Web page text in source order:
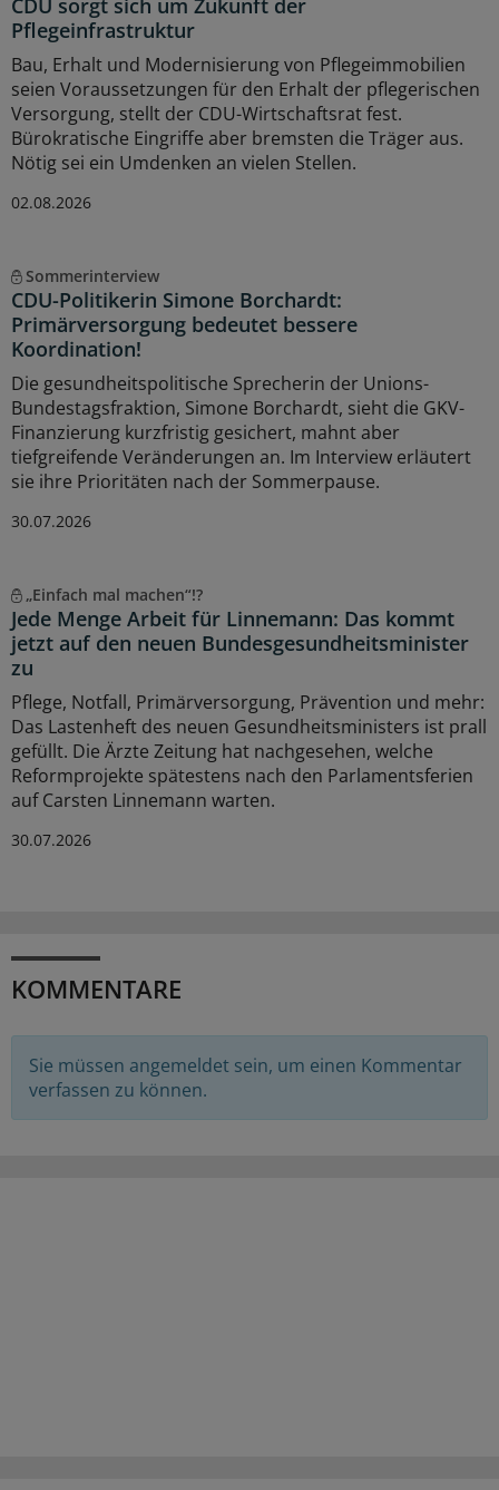
CDU sorgt sich um Zukunft der
Pflegeinfrastruktur
Bau, Erhalt und Modernisierung von Pflegeimmobilien
seien Voraussetzungen für den Erhalt der pflegerischen
Versorgung, stellt der CDU-Wirtschaftsrat fest.
Bürokratische Eingriffe aber bremsten die Träger aus.
Nötig sei ein Umdenken an vielen Stellen.
02.08.2026
Sommerinterview
CDU-Politikerin Simone Borchardt:
Primärversorgung bedeutet bessere
Koordination!
Die gesundheitspolitische Sprecherin der Unions-
Bundestagsfraktion, Simone Borchardt, sieht die GKV-
Finanzierung kurzfristig gesichert, mahnt aber
tiefgreifende Veränderungen an. Im Interview erläutert
sie ihre Prioritäten nach der Sommerpause.
30.07.2026
„Einfach mal machen“!?
Jede Menge Arbeit für Linnemann: Das kommt
jetzt auf den neuen Bundesgesundheitsminister
zu
Pflege, Notfall, Primärversorgung, Prävention und mehr:
Das Lastenheft des neuen Gesundheitsministers ist prall
gefüllt. Die Ärzte Zeitung hat nachgesehen, welche
Reformprojekte spätestens nach den Parlamentsferien
auf Carsten Linnemann warten.
30.07.2026
KOMMENTARE
Sie müssen angemeldet sein, um einen Kommentar
verfassen zu können.